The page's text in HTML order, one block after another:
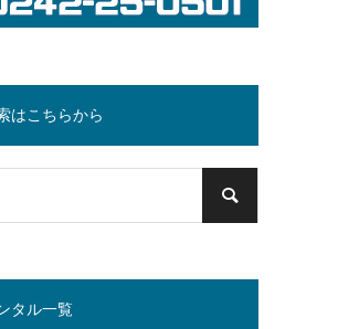
はこちらから
タル一覧